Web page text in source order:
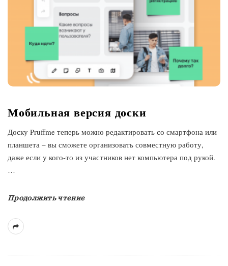
Мобильная версия доски
Доску Pruffme теперь можно редактировать со смартфона или
планшета – вы сможете организовать совместную работу,
даже если у кого-то из участников нет компьютера под рукой.
…
Продолжить чтение